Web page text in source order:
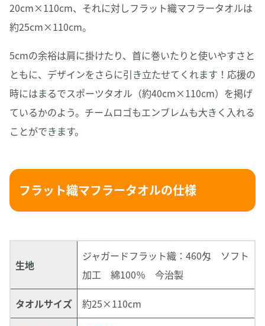
20cm×110cm、それに対しフラット織マフラータオルは
約25cm×110cm。
5cmの余裕は肩に掛けたり、首に巻いたりと使いやすさと
ともに、デザインをさらに引き立たせてくれます！応援の
時にはまるでスポーツタオル（約40cm×110cm）を掲げ
ているかのよう。チームロゴもエンブレムも大きく入れる
ことができます。
フラット織マフラータオルの仕様
生地
ジャガードフラット織：460匁 ソフト
加工 綿100％ 今治製
タオルサイズ 約25×110cm